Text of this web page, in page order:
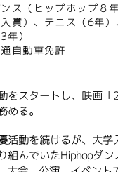
ンス（ヒップホップ８
賞）、テニス（6年
3年）
自動車免許
をスタートし、映画「
める。
活動を続けるが、大学
組んでいたHiphopダ